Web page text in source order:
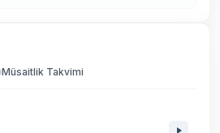
Müsaitlik Takvimi